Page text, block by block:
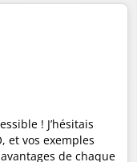
! J’hésitais
et vos exemples
de chaque